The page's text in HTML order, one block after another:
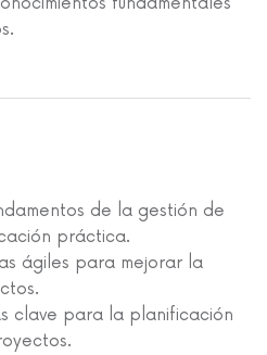
de la gestión de
práctica.
ágiles para mejorar la
clave para la planificación